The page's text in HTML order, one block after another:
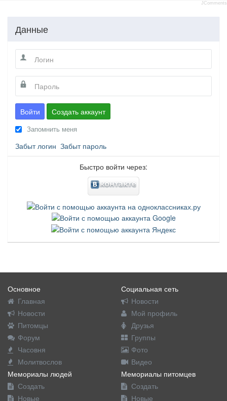
JComments
Данные
Войти Создать аккаунт
Запомнить меня
Забыт логин Забыт пароль
Быстро войти через:
Основное
Главная
Новости
Питомцы
Форум
Часовня
Молитвослов
Социальная сеть
Новости
Мой профиль
Друзья
Группы
Фото
Видео
Мемориалы людей
Создать
Новые
Мемориалы питомцев
Создать
Новые